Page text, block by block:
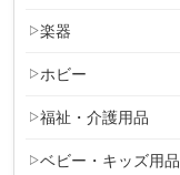
楽器
ホビー
福祉・介護用品
ベビー・キッズ用品